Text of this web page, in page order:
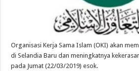
Organisasi Kerja Sama Islam (OKI) akan
di Selandia Baru dan meningkatnya
pada Jumat (22/03/2019) esok.